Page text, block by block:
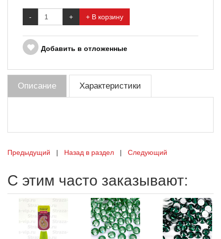
- + + В корзину
Добавить в отложенные
Описание Характеристики
Предыдущий | Назад в раздел | Следующий
С этим часто заказывают: